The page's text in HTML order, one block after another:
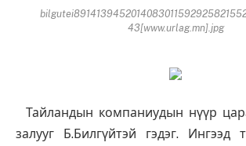
43[www.urlag.mn].jpg
Тайландын компаниудын нүүр
залууг Б.Билгүйтэй гэдэг. Ингээд